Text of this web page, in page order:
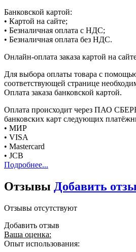
Банковской картой:
• Картой на сайте;
• Безналичная оплата с НДС;
• Безналичная оплата без НДС.
Онлайн-оплата заказа картой на
Для выбора оплаты товара с
соответствующей странице
Оплата заказа банковской картой.
Оплата происходит через ПАО
банковских карт следующих
• МИР
• VISA
• Mastercard
• JCB
Подробнее...
Отзывы Добавить
Отзывы отсутствуют
Добавить отзыв
Ваша оценка:
Опыт использования: